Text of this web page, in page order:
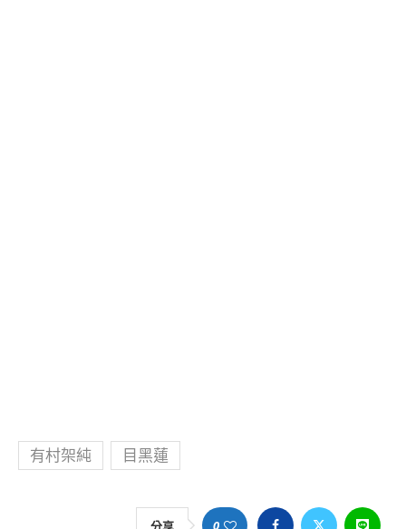
有村架純 目黑蓮
0